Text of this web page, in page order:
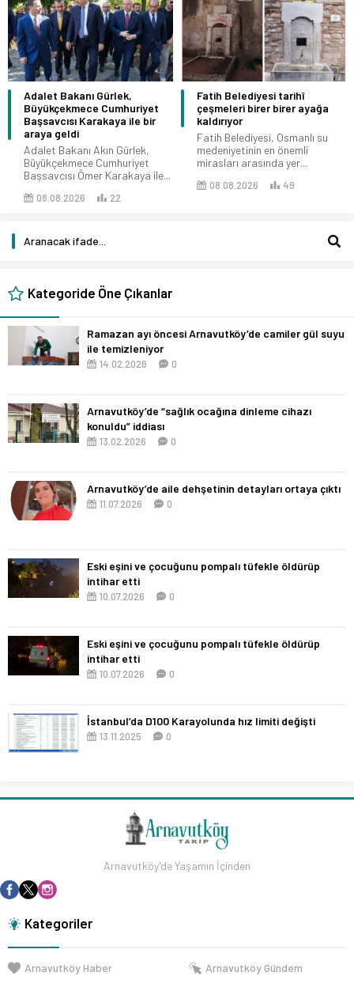
Adalet Bakanı Gürlek,
Büyükçekmece Cumhuriyet
Başsavcısı Karakaya ile bir
araya geldi
Adalet Bakanı Akın Gürlek,
Büyükçekmece Cumhuriyet
Başsavcısı Ömer Karakaya ile...
08.08.2026 22
Fatih Belediyesi tarihî
çeşmeleri birer birer ayağa
kaldırıyor
Fatih Belediyesi, Osmanlı su
medeniyetinin en önemli
mirasları arasında yer...
08.08.2026 49
Kategoride Öne Çıkanlar
Ramazan ayı öncesi Arnavutköy’de camiler gül suyu
ile temizleniyor
14.02.2026 0
Arnavutköy’de “sağlık ocağına dinleme cihazı
konuldu” iddiası
13.02.2026 0
Arnavutköy’de aile dehşetinin detayları ortaya çıktı
11.07.2026 0
Eski eşini ve çocuğunu pompalı tüfekle öldürüp
intihar etti
10.07.2026 0
Eski eşini ve çocuğunu pompalı tüfekle öldürüp
intihar etti
10.07.2026 0
İstanbul’da D100 Karayolunda hız limiti değişti
13.11.2025 0
Arnavutköy'de Yaşamın İçinden
Kategoriler
Arnavutköy Haber Arnavutköy Gündem